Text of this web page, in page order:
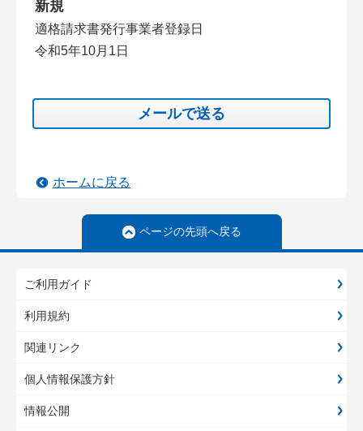
新規
適格請求書発行事業者登録日
令和5年10月1日
メールで送る
ホームに戻る
ページの先頭へ戻る
ご利用ガイド
利用規約
関連リンク
個人情報保護方針
情報公開